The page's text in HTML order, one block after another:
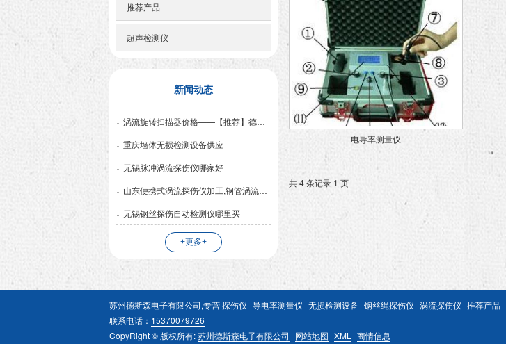
电导率测量仪
共 4 条记录 1 页
推荐产品
超声检测仪
新闻动态
涡流旋转扫描器价格——【推荐】德斯森电子上等涡流探伤仪
重庆墙体无损检测设备供应
无锡脉冲涡流探伤仪哪家好
山东便携式涡流探伤仪加工,钢管涡流探伤仪哪家好
无锡钢丝探伤自动检测仪哪里买
+更多+
苏州德斯森电子有限公司,专营探伤仪 导电率测量仪 无损检测设备 钢丝绳探伤仪 涡流探伤仪 推荐产品
联系电话： 15370079726
CopyRight © 版权所有:苏州德斯森电子有限公司 网站地图 XML 商情信息